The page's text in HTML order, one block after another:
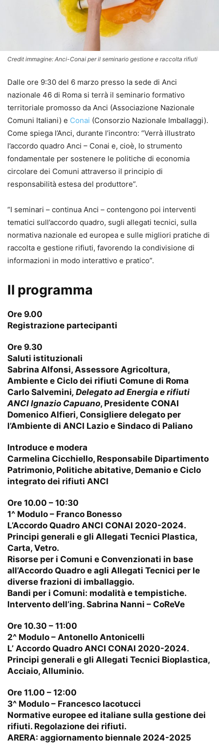
Credit immagine: Anci-Conai per il seminario gestione e raccolta rifiuti
Dalle ore 9:30 del 6 marzo presso la sede di Anci
nazionale 46 di Roma si terrà il seminario formativo
territoriale promosso da Anci (Associazione Nazionale
Comuni Italiani) e Conai (Consorzio Nazionale Imballaggi).
Come spiega l’Anci, durante l’incontro: “Verrà illustrato
l’accordo quadro Anci – Conai e, cioè, lo strumento
fondamentale per sostenere le politiche di economia
circolare dei Comuni attraverso il principio di
responsabilità estesa del produttore”.
“I seminari – continua Anci – contengono poi interventi
tematici sull’accordo quadro, sugli allegati tecnici, sulla
normativa nazionale ed europea e sulle migliori pratiche di
raccolta e gestione rifiuti, favorendo la condivisione di
informazioni in modo interattivo e pratico”.
Il programma
Ore 9.00
Registrazione partecipanti
Ore 9.30
Saluti istituzionali
Sabrina Alfonsi, Assessore Agricoltura,
Ambiente e Ciclo dei rifiuti Comune di Roma
Carlo Salvemini, Delegato ad Energia e rifiuti
ANCI Ignazio Capuano, Presidente CONAI
Domenico Alfieri, Consigliere delegato per
l’Ambiente di ANCI Lazio e Sindaco di Paliano
Introduce e modera
Carmelina Cicchiello, Responsabile Dipartimento
Patrimonio, Politiche abitative, Demanio e Ciclo
integrato dei rifiuti ANCI
Ore 10.00 – 10:30
1^ Modulo – Franco Bonesso
L’Accordo Quadro ANCI CONAI 2020-2024.
Principi generali e gli Allegati Tecnici Plastica,
Carta, Vetro.
Risorse per i Comuni e Convenzionati in base
all’Accordo Quadro e agli Allegati Tecnici per le
diverse frazioni di imballaggio.
Bandi per i Comuni: modalità e tempistiche.
Intervento dell’ing. Sabrina Nanni – CoReVe
Ore 10.30 – 11:00
2^ Modulo – Antonello Antonicelli
L’ Accordo Quadro ANCI CONAI 2020-2024.
Principi generali e gli Allegati Tecnici Bioplastica,
Acciaio, Alluminio.
Ore 11.00 – 12:00
3^ Modulo – Francesco Iacotucci
Normative europee ed italiane sulla gestione dei
rifiuti. Regolazione dei rifiuti.
ARERA: aggiornamento biennale 2024-2025